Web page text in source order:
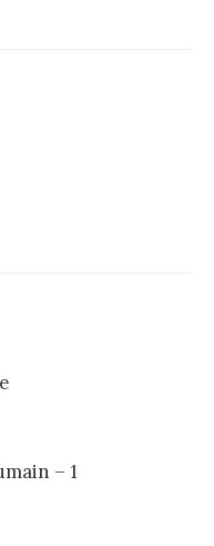
– 1